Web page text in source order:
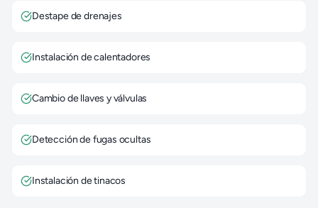
Destape de drenajes
Instalación de calentadores
Cambio de llaves y válvulas
Detección de fugas ocultas
Instalación de tinacos